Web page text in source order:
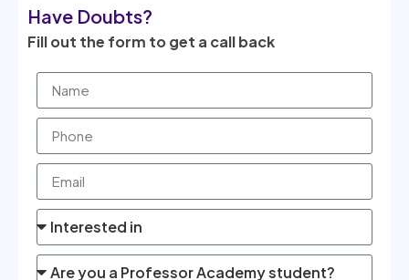
Have Doubts?
Fill out the form to get a call back